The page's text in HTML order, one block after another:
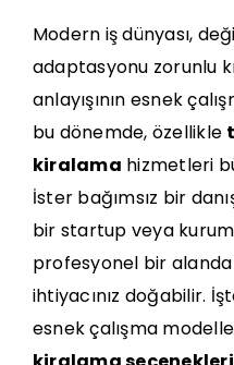
Modern iş dünyası,
adaptasyonu zorunlu
anlayışının esnek
bu dönemde, özellikle
kiralama hizmetleri
İster bağımsız bir
bir startup veya
profesyonel bir
ihtiyacınız doğabilir.
esnek çalışma